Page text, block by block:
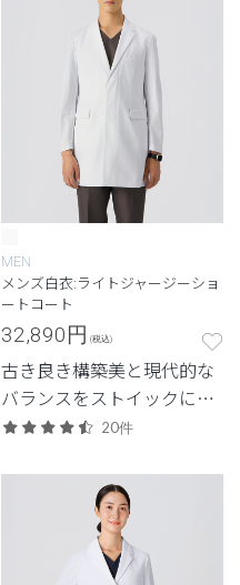
MEN
メンズ白衣:ライトジャージーショ
ートコート
32,890円 (税込)
古き良き構築美と現代的な
バランスをストイックに追
求した、クラシコにしか生
「ライトジャージー」のメ
ンズショートコート。
20件